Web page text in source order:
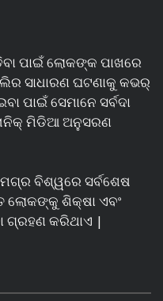
ପାଇଁ ଲୋକଙ୍କ ପାଖରେ
ସାଧାରଣ ଘଟଣାକୁ କଭର୍
ପାଇଁ ସେମାନେ ସର୍ବଦା
ମିଡିଆ ଅନୁସରଣ
ବିଶ୍ୱରେ ସର୍ବଶେଷ
ଲୋକଙ୍କୁ ଶିକ୍ଷା ଏବଂ
ଗ୍ରହଣ କରିଥାଏ |